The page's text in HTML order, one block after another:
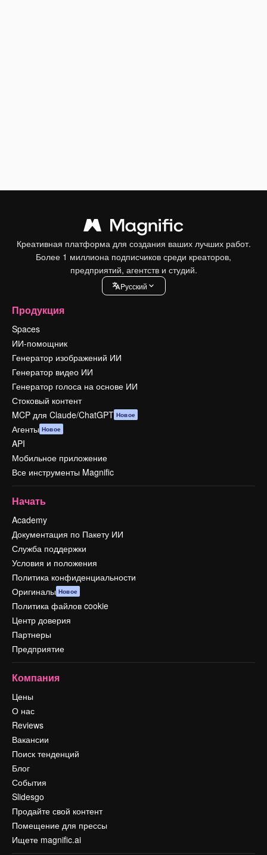
Креативная платформа для создания ваших лучших работ.
Более 1 миллиона подписчиков среди креаторов,
предприятий, агентств и студий.
Pусский
Продукция
Spaces
ИИ-помощник
Генератор изображений ИИ
Генератор видео ИИ
Генератор голоса на основе ИИ
Стоковый контент
MCP для Claude/ChatGPT Новое
Агенты Новое
API
Мобильное приложение
Все инструменты Magnific
Начать
Academy
Документация по Пакету ИИ
Служба поддержки
Условия и положения
Политика конфиденциальности
Оригиналы Новое
Политика файлов cookie
Центр доверия
Партнеры
Предприятие
Компания
Цены
О нас
Reviews
Вакансии
Поиск тенденций
Блог
События
Slidesgo
Продайте свой контент
Помещение для прессы
Ищете magnific.ai